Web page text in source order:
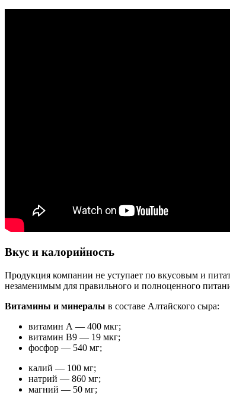
Вкус и калорийность
Продукция компании не уступает по вкусовым и
незаменимым для правильного и полноценного
Витамины и минералы в составе Алтайского сыра:
витамин А — 400 мкг;
витамин В9 — 19 мкг;
фосфор — 540 мг;
калий — 100 мг;
натрий — 860 мг;
магний — 50 мг;